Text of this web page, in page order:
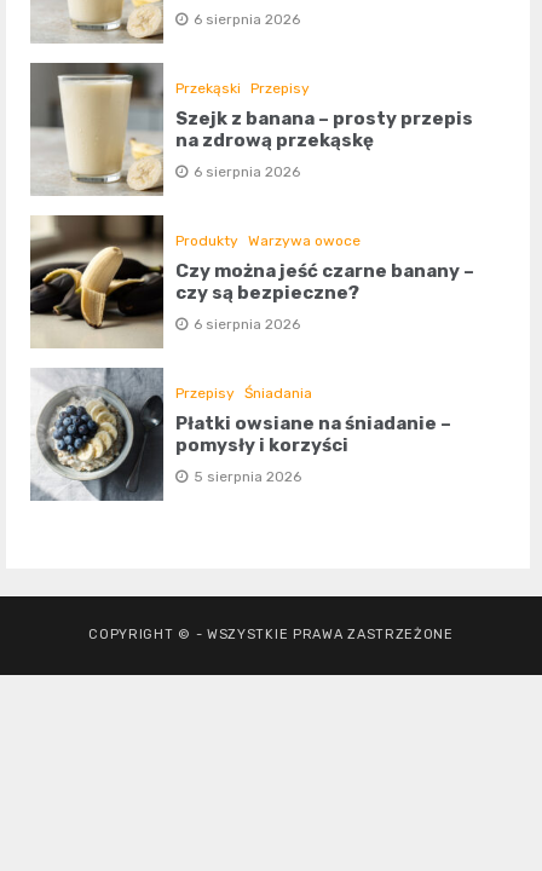
6 sierpnia 2026
Przekąski Przepisy
Szejk z banana – prosty przepis
na zdrową przekąskę
6 sierpnia 2026
Produkty Warzywa owoce
Czy można jeść czarne banany –
czy są bezpieczne?
6 sierpnia 2026
Przepisy Śniadania
Płatki owsiane na śniadanie –
pomysły i korzyści
5 sierpnia 2026
COPYRIGHT © - WSZYSTKIE PRAWA ZASTRZEŻONE